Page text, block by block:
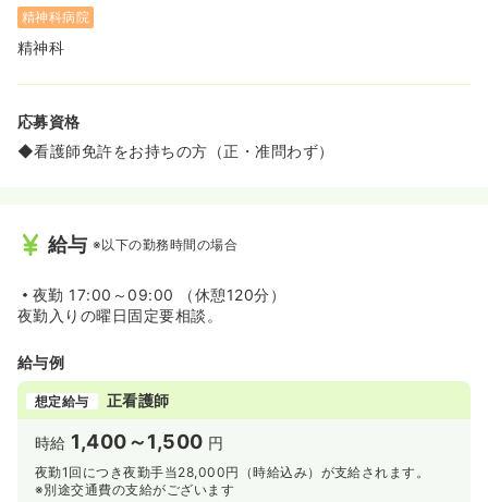
精神科病院
精神科
応募資格
◆看護師免許をお持ちの方（正・准問わず）
給与 ※以下の勤務時間の場合
夜勤 17:00～09:00 （休憩120分）
夜勤入りの曜日固定要相談。
給与例
想定給与 正看護師
時給 1,400～1,500 円
夜勤1回につき夜勤手当28,000円（時給込み）が支給されます。
※別途交通費の支給がございます